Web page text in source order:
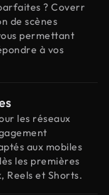
? Coverr
de scènes
permettant
à vos
les réseaux
aux mobiles
les premières
Reels et Shorts.